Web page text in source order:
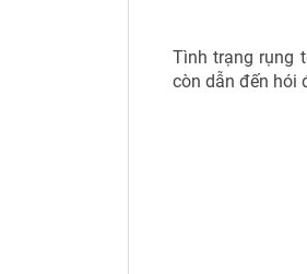
Tình trạng rụng
còn dẫn đến hói